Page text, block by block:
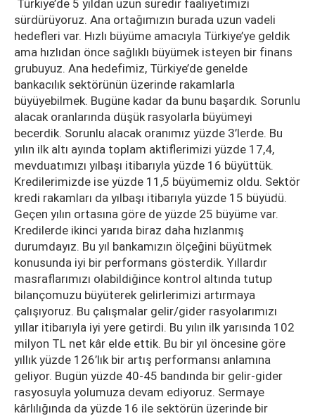
Türkiye’de 5 yıldan uzun süredir faaliyetimizi
sürdürüyoruz. Ana ortağımızın burada uzun vadeli
hedefleri var. Hızlı büyüme amacıyla Türkiye’ye geldik
ama hızlıdan önce sağlıklı büyümek isteyen bir finans
grubuyuz. Ana hedefimiz, Türkiye’de genelde
bankacılık sektörünün üzerinde rakamlarla
büyüyebilmek. Bugüne kadar da bunu başardık. Sorunlu
alacak oranlarında düşük rasyolarla büyümeyi
becerdik. Sorunlu alacak oranımız yüzde 3’lerde. Bu
yılın ilk altı ayında toplam aktiflerimizi yüzde 17,4,
mevduatımızı yılbaşı itibarıyla yüzde 16 büyüttük.
Kredilerimizde ise yüzde 11,5 büyümemiz oldu. Sektör
kredi rakamları da yılbaşı itibarıyla yüzde 15 büyüdü.
Geçen yılın ortasına göre de yüzde 25 büyüme var.
Kredilerde ikinci yarıda biraz daha hızlanmış
durumdayız. Bu yıl bankamızın ölçeğini büyütmek
konusunda iyi bir performans gösterdik. Yıllardır
masraflarımızı olabildiğince kontrol altında tutup
bilançomuzu büyüterek gelirlerimizi artırmaya
çalışıyoruz. Bu çalışmalar gelir/gider rasyolarımızı
yıllar itibarıyla iyi yere getirdi. Bu yılın ilk yarısında 102
milyon TL net kâr elde ettik. Bu bir yıl öncesine göre
yıllık yüzde 126’lık bir artış performansı anlamına
geliyor. Bugün yüzde 40-45 bandında bir gelir-gider
rasyosuyla yolumuza devam ediyoruz. Sermaye
kârlılığında da yüzde 16 ile sektörün üzerinde bir